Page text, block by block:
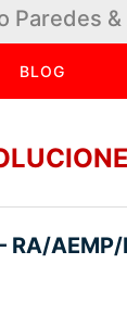
Paredes
BLOG
RA/